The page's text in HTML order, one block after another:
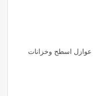
اسطح وخزانات